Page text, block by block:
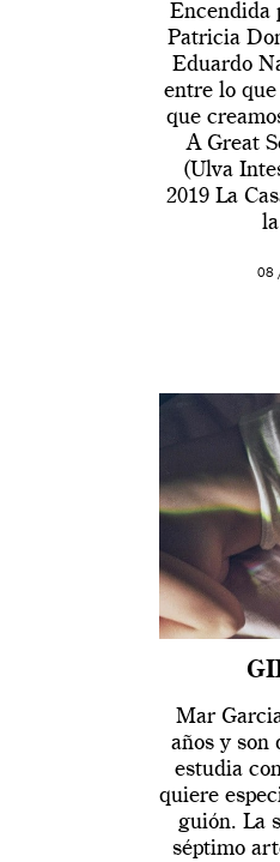
Encendida
Patricia
Eduardo
entre lo
que
A Great
(Ulva
2019 La
08
Mar
años y son
estudia
quiere
guión. La
séptimo